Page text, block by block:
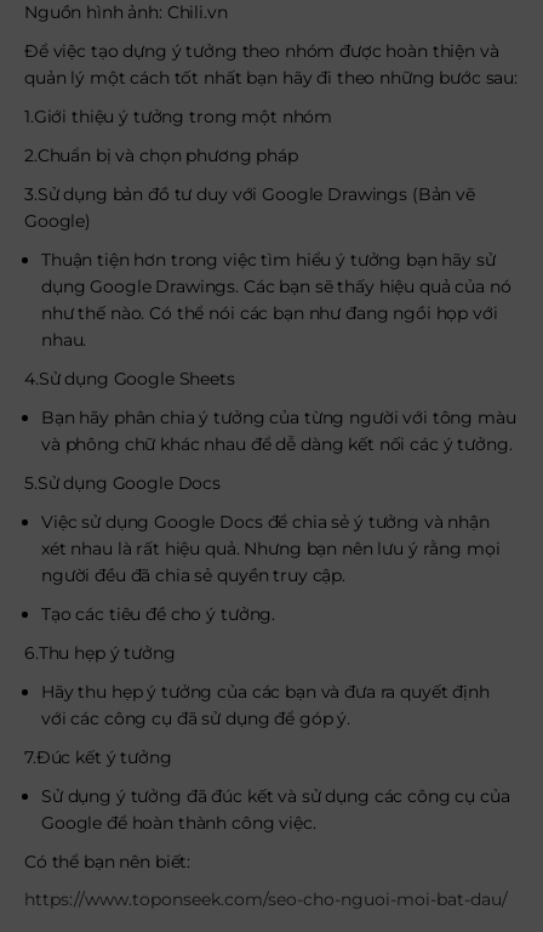
Nguồn hình ảnh: Chili.vn
Để việc tạo dựng ý tưởng theo nhóm được hoàn thiện và
quản lý một cách tốt nhất bạn hãy đi theo những bước sau:
1.Giới thiệu ý tưởng trong một nhóm
2.Chuẩn bị và chọn phương pháp
3.Sử dụng bản đồ tư duy với Google Drawings (Bản vẽ
Google)
Thuận tiện hơn trong việc tìm hiểu ý tưởng bạn hãy sử
dụng Google Drawings. Các bạn sẽ thấy hiệu quả của nó
như thế nào. Có thể nói các bạn như đang ngồi họp với
nhau.
4.Sử dụng Google Sheets
Bạn hãy phân chia ý tưởng của từng người với tông màu
và phông chữ khác nhau để dễ dàng kết nối các ý tưởng.
5.Sử dụng Google Docs
Việc sử dụng Google Docs để chia sẻ ý tưởng và nhận
xét nhau là rất hiệu quả. Nhưng bạn nên lưu ý rằng mọi
người đều đã chia sẻ quyền truy cập.
Tạo các tiêu đề cho ý tưởng.
6.Thu hẹp ý tưởng
Hãy thu hẹp ý tưởng của các bạn và đưa ra quyết định
với các công cụ đã sử dụng để góp ý.
7.Đúc kết ý tưởng
Sử dụng ý tưởng đã đúc kết và sử dụng các công cụ của
Google để hoàn thành công việc.
Có thể bạn nên biết:
https://www.toponseek.com/seo-cho-nguoi-moi-bat-dau/